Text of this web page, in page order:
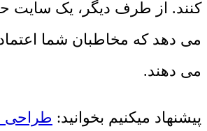
کنند. از طرف دیگر، یک سایت
می دهد که مخاطبان شما
می دهند.
پیشنهاد میکنیم بخوانید: طراحی